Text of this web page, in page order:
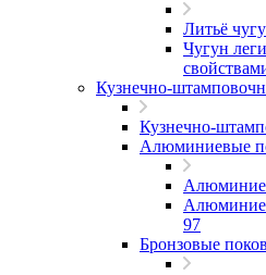
Литьё
Чугун
Кузнечно-
Кузнечно-
Алюминиевые
97
Бронзовые